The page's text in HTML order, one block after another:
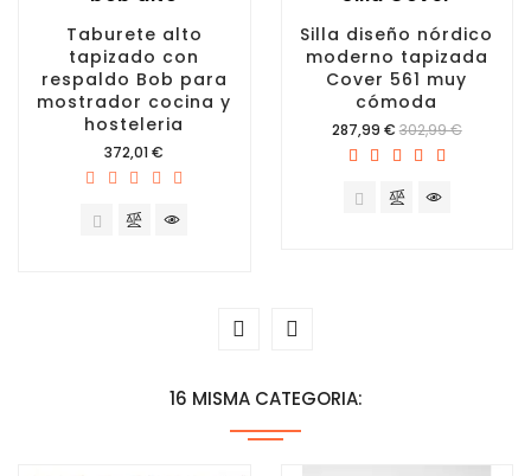
Taburete alto
tapizado con
respaldo Bob para
mostrador cocina y
hosteleria
Precio
372,01 €
Silla diseño nórdico
moderno tapizada
Cover 561 muy
cómoda
Precio
287,99 € 302,99 €
16 MISMA CATEGORIA: